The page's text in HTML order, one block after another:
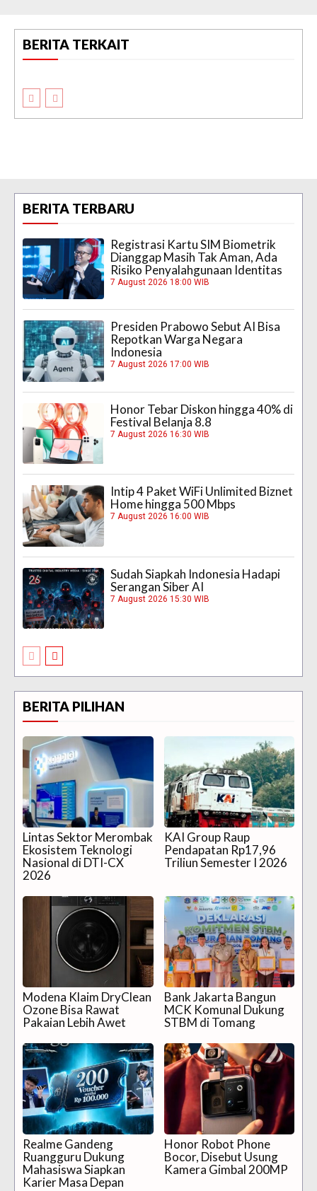
BERITA TERKAIT
BERITA TERBARU
Registrasi Kartu SIM Biometrik
Dianggap Masih Tak Aman, Ada
Risiko Penyalahgunaan Identitas
7 August 2026 18:00 WIB
Presiden Prabowo Sebut AI Bisa
Repotkan Warga Negara
Indonesia
7 August 2026 17:00 WIB
Honor Tebar Diskon hingga 40% di
Festival Belanja 8.8
7 August 2026 16:30 WIB
Intip 4 Paket WiFi Unlimited Biznet
Home hingga 500 Mbps
7 August 2026 16:00 WIB
Sudah Siapkah Indonesia Hadapi
Serangan Siber AI
7 August 2026 15:30 WIB
BERITA PILIHAN
Lintas Sektor Merombak
Ekosistem Teknologi
Nasional di DTI-CX
2026
KAI Group Raup
Pendapatan Rp17,96
Triliun Semester I 2026
Modena Klaim DryClean
Ozone Bisa Rawat
Pakaian Lebih Awet
Bank Jakarta Bangun
MCK Komunal Dukung
STBM di Tomang
Realme Gandeng
Ruangguru Dukung
Mahasiswa Siapkan
Karier Masa Depan
Honor Robot Phone
Bocor, Disebut Usung
Kamera Gimbal 200MP